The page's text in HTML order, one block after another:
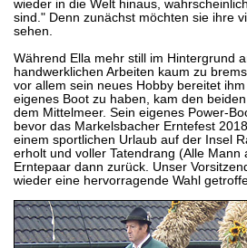
wieder in die Welt hinaus,
sind." Denn zunächst möchten sie ihre
sehen.
Während Ella mehr still im Hintergrund
handwerklichen Arbeiten kaum zu
vor allem sein neues Hobby bereitet
eigenes Boot zu haben, kam den
dem Mittelmeer. Sein eigenes Power-
bevor das Markelsbacher Erntefest
einem sportlichen Urlaub auf der Insel
erholt und voller Tatendrang (Alle
Erntepaar dann zurück. Unser
wieder eine hervorragende Wahl